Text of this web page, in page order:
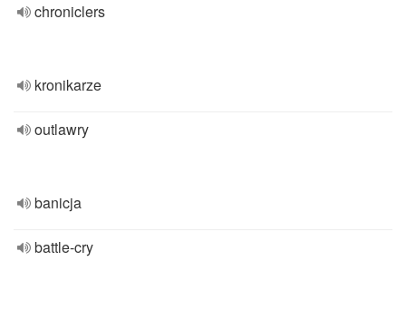
chroniclers
kronikarze
outlawry
banicja
battle-cry